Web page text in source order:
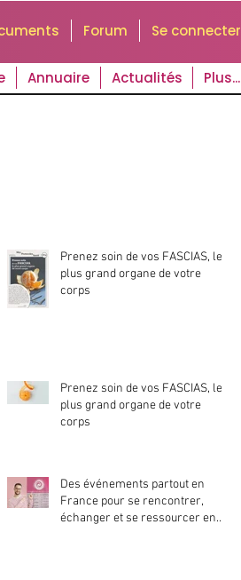
Annuaire Actualités Plus...
Forum Se connecter
Prenez soin de vos FASCIAS, le
plus grand organe de votre
corps
Prenez soin de vos FASCIAS, le
plus grand organe de votre
corps
Des événements partout en
France pour se rencontrer,
échanger et se ressourcer en